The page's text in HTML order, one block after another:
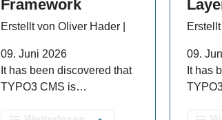
Framework
Erstellt von Oliver Hader |
09. Juni 2026
It has been discovered that
TYPO3 CMS is…
09.
It has